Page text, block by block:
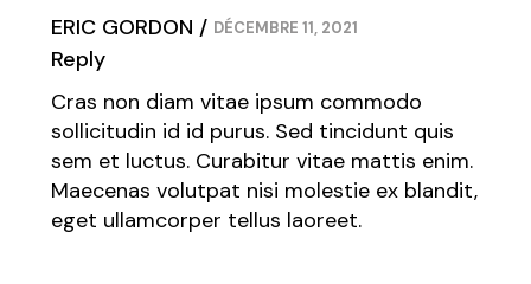
ERIC GORDON DÉCEMBRE 11, 2021
Reply
Cras non diam vitae ipsum commodo
sollicitudin id id purus. Sed tincidunt quis
sem et luctus. Curabitur vitae mattis enim.
Maecenas volutpat nisi molestie ex blandit,
eget ullamcorper tellus laoreet.